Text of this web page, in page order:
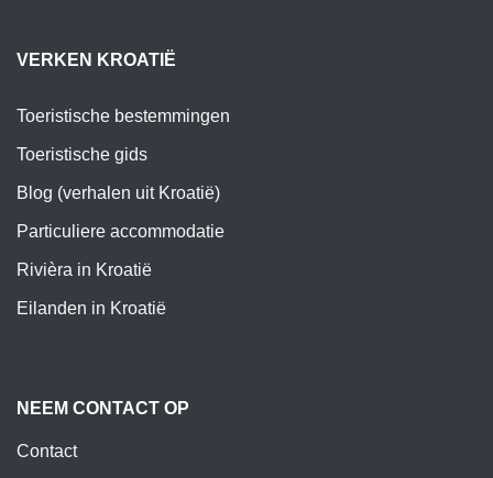
VERKEN KROATIË
Toeristische bestemmingen
Toeristische gids
Blog (verhalen uit Kroatië)
Particuliere accommodatie
Rivièra in Kroatië
Eilanden in Kroatië
NEEM CONTACT OP
Contact